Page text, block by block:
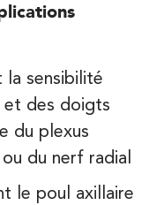
la sensibilité
et des doigts
du plexus
du nerf radial
le poul axillaire
Paris
Paris